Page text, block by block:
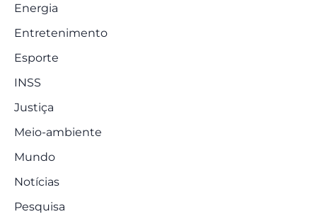
Energia
Entretenimento
Esporte
INSS
Justiça
Meio-ambiente
Mundo
Notícias
Pesquisa